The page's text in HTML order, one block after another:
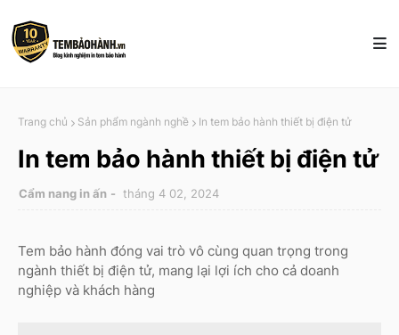
Trang chủ Sản phẩm ngành nghề In tem bảo hành thiết bị điện tử
In tem bảo hành thiết bị điện tử
Cẩm nang in ấn tháng 4 02, 2024
Tem bảo hành đóng vai trò vô cùng quan trọng trong
ngành thiết bị điện tử, mang lại lợi ích cho cả doanh
nghiệp và khách hàng